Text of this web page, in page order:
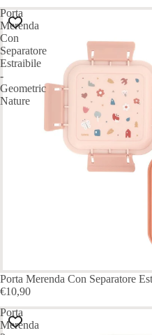
Porta
Merenda
Con
Separatore
Estraibile
-
Geometric
Nature
Porta Merenda Con Separatore
€10,90
Porta
Merenda